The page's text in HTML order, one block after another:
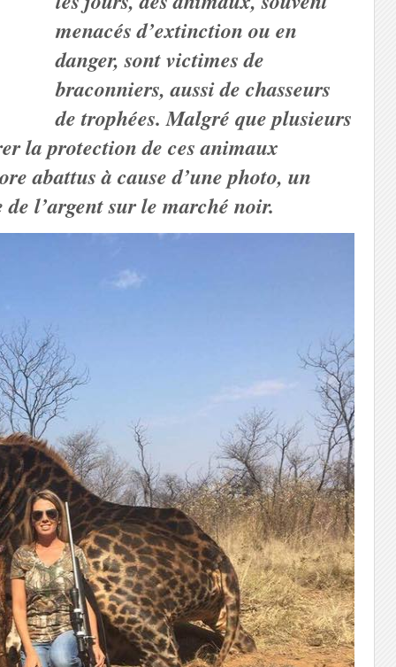
menacés d’extinction ou en
danger, sont victimes de
braconniers, aussi de chasseurs
de trophées. Malgré que plusieurs
la protection de ces animaux
abattus à cause d’une photo, un
l’argent sur le marché noir.